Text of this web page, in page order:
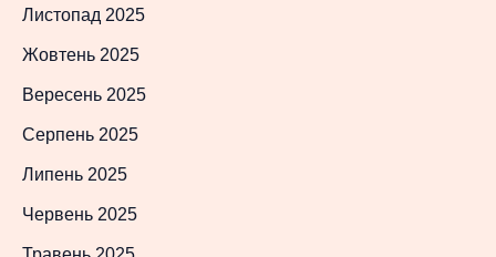
Листопад 2025
Жовтень 2025
Вересень 2025
Серпень 2025
Липень 2025
Червень 2025